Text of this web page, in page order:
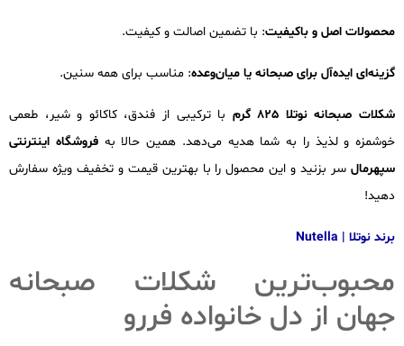
محصولات اصل و باکیفیت: با تضمین اصالت و کیفیت.
گزینه‌ای ایده‌آل برای صبحانه یا میان‌وعده: مناسب برای همه سنین.
شکلات صبحانه نوتلا 825 گرم
با ترکیبی از فندق، کاکائو و شیر، طعمی
خوشمزه و لذیذ را به شما هدیه می‌دهد. همین حالا بهفروشگاه اینترنتی
سپهرمال سر بزنید و این محصول را با بهترین قیمت و تخفیف ویژه سفارش
دهید!
برند نوتلا | Nutella
محبوب‌ترین شکلات صبحانه
جهان از دل خانواده فررو